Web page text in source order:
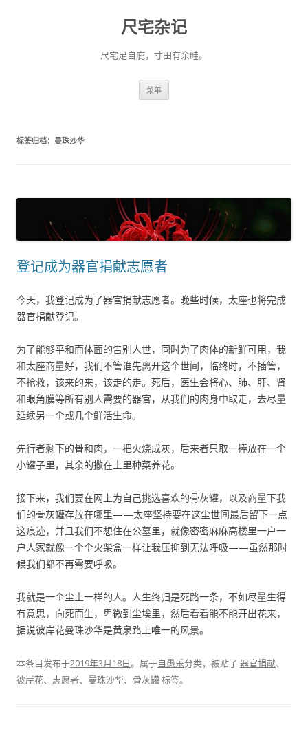
尺宅杂记
尺宅足自庇，寸田有余畦。
菜单
标签归档： 曼珠沙华
登记成为器官捐献志愿者
今天，我登记成为了器官捐献志愿者。晚些时候，太座也将完成
器官捐献登记。
为了能够平和而体面的告别人世，同时为了肉体的新鲜可用，我
和太座商量好，我们不管谁先离开这个世间，临终时，不插管，
不抢救，该来的来，该走的走。死后，医生会将心、肺、肝、肾
和眼角膜等所有别人需要的器官，从我们的肉身中取走，去尽量
延续另一个或几个鲜活生命。
先行者剩下的骨和肉，一把火烧成灰，后来者只取一捧放在一个
小罐子里，其余的撒在土里种菜养花。
接下来，我们要在网上为自己挑选喜欢的骨灰罐，以及商量下我
们的骨灰罐存放在哪里——太座坚持要在这尘世间最后留下一点
这痕迹，并且我们不想住在公墓里，就像密密麻麻高楼里一户一
户人家就像一个个火柴盒一样让我压抑到无法呼吸——虽然那时
候我们都不再需要呼吸。
我就是一个尘土一样的人。人生终归是死路一条，不如尽量生得
有意思，向死而生，卑微到尘埃里，然后看看能不能开出花来，
据说彼岸花曼珠沙华是黄泉路上唯一的风景。
本条目发布于2019年3月18日。属于自愚乐分类，被贴了 器官捐献、
彼岸花、 志愿者、 曼珠沙华、 骨灰罐标签。